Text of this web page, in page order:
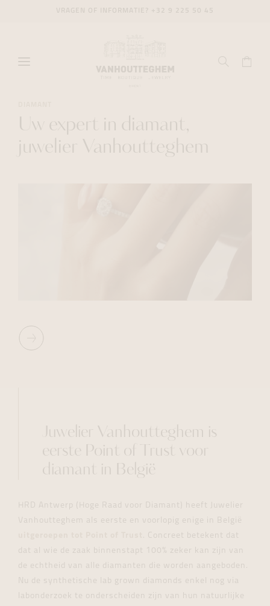
Uw expert in diamant,
juwelier Vanhoutteghem
Juwelier Vanhoutteghem is
eerste Point of Trust voor
diamant in België
HRD Antwerp (Hoge Raad voor Diamant) heeft Juwelier
Vanhoutteghem als eerste en voorlopig enige in België
. Concreet betekent dat
dat al wie de zaak binnenstapt 100% zeker kan zijn van
de echtheid van alle diamanten die worden aangeboden.
Nu de synthetische lab grown diamonds enkel nog via
labonderzoek te onderscheiden zijn van hun natuurlijke